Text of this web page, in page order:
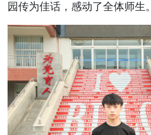
园传为佳话，感动了全体师生。